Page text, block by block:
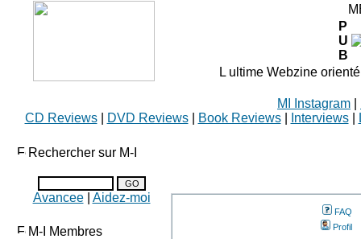
P
U
B
L ultime Webzine
MI Instagram
CD Reviews| DVD Reviews| Book Reviews| Interviews|
Rechercher sur M-I
Avancee| Aidez-moi
M-I Membres
FAQ
Profil